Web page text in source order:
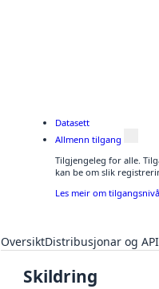
Datasett
Allmenn tilgang
Tilgjengeleg for alle.
kan be om slik
Les meir om
OversiktDistribusjonar og
Skildring